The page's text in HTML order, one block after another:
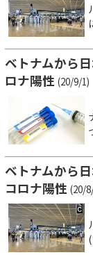
ベトナムから
ロナ陽性 (20/9/1)
ベトナムから
コロナ陽性 (20/